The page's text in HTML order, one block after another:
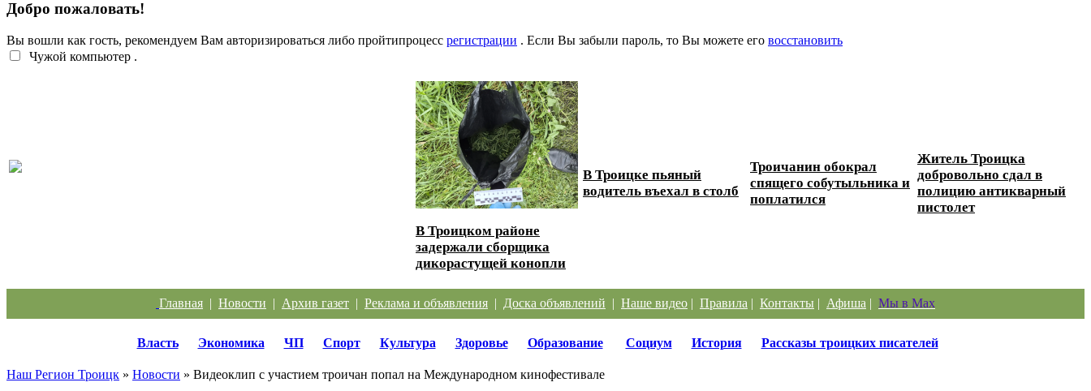
Добро пожаловать!
Вы вошли как гость, рекомендуем Вам авторизироваться либо пройтипроцесс регистрации . Если Вы забыли пароль, то Вы можете его восстановить
Чужой компьютер .
В Троицком районе
задержали сборщика
дикорастущей конопли
В Троицке пьяный
водитель въехал в столб
Троичанин обокрал
спящего собутыльника и
поплатился
Житель Троицка
добровольно сдал в
полицию антикварный
пистолет
Главная | Новости | Архив газет | Реклама и объявления | Доска объявлений | Наше видео | Правила | Контакты | Афиша | Мы в Max
Власть Экономика ЧП Спорт Культура Здоровье Образование Социум История Рассказы троицких писателей
Наш Регион Троицк » Новости » Видеоклип с участием троичан попал на Международном кинофестивале